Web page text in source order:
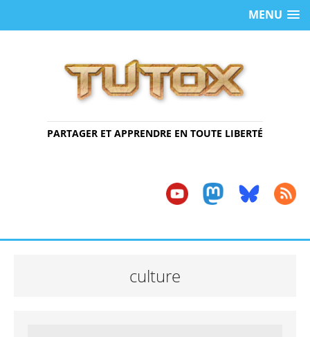
MENU
PARTAGER ET APPRENDRE EN TOUTE LIBERTÉ
culture